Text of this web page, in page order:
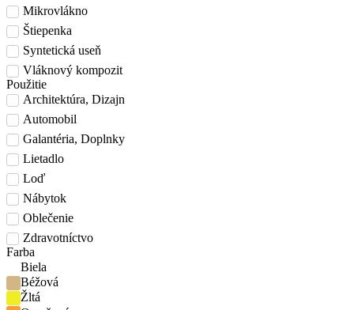
Mikrovlákno
Štiepenka
Syntetická useň
Vláknový kompozit
Použitie
Architektúra, Dizajn
Automobil
Galantéria, Doplnky
Lietadlo
Loď
Nábytok
Oblečenie
Zdravotníctvo
Farba
Biela
Béžová
Žltá